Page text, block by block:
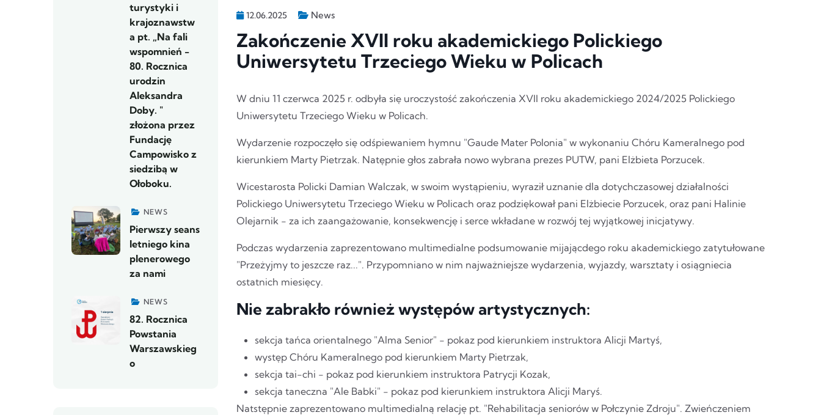
12.06.2025 News
Zakończenie XVII roku akademickiego Polickiego
Uniwersytetu Trzeciego Wieku w Policach
W dniu 11 czerwca 2025 r. odbyła się uroczystość zakończenia XVII roku akademickiego 2024/2025 Polickiego
Uniwersytetu Trzeciego Wieku w Policach.
Wydarzenie rozpoczęło się odśpiewaniem hymnu "Gaude Mater Polonia" w wykonaniu Chóru Kameralnego pod
kierunkiem Marty Pietrzak. Natępnie głos zabrała nowo wybrana prezes PUTW, pani Elżbieta Porzucek.
Wicestarosta Policki Damian Walczak, w swoim wystąpieniu, wyraził uznanie dla dotychczasowej działalności
Polickiego Uniwersytetu Trzeciego Wieku w Policach oraz podziękował pani Elżbiecie Porzucek, oraz pani Halinie
Olejarnik - za ich zaangażowanie, konsekwencję i serce wkładane w rozwój tej wyjątkowej inicjatywy.
Podczas wydarzenia zaprezentowano multimedialne podsumowanie mijającdego roku akademickiego zatytułowane
"Przeżyjmy to jeszcze raz...". Przypomniano w nim najważniejsze wydarzenia, wyjazdy, warsztaty i osiągniecia
ostatnich miesięcy.
Nie zabrakło również występów artystycznych:
sekcja tańca orientalnego "Alma Senior" - pokaz pod kierunkiem instruktora Alicji Martyś,
występ Chóru Kameralnego pod kierunkiem Marty Pietrzak,
sekcja tai-chi - pokaz pod kierunkiem instruktora Patrycji Kozak,
sekcja taneczna "Ale Babki" - pokaz pod kierunkiem instruktora Alicji Maryś.
Natstępnie zaprezentowano multimedialną relację pt. "Rehabilitacja seniorów w Połczynie Zdroju". Zwieńczeniem
turystyki i
krajoznawstw
a pt. „Na fali
wspomnień -
80. Rocznica
urodzin
Aleksandra
Doby. "
złożona przez
Fundację
Campowisko z
siedzibą w
Ołoboku.
NEWS
Pierwszy seans
letniego kina
plenerowego
za nami
NEWS
82. Rocznica
Powstania
Warszawskieg
o